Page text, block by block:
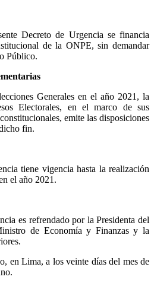
Decreto de Urgencia se financia
de la ONPE, sin demandar
Público.
Generales en el año 2021, la
Electorales, en el marco de sus
emite las disposiciones
fin.
tiene vigencia hasta la realización
el año 2021.
es refrendado por la Presidenta del
de Economía y Finanzas y la
en Lima, a los veinte días del mes de